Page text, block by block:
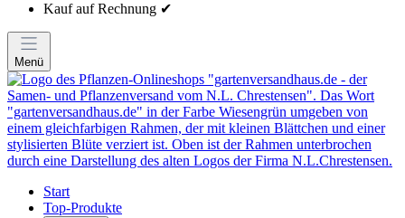
Kauf auf Rechnung ✔
Menü
Start
Top-Produkte